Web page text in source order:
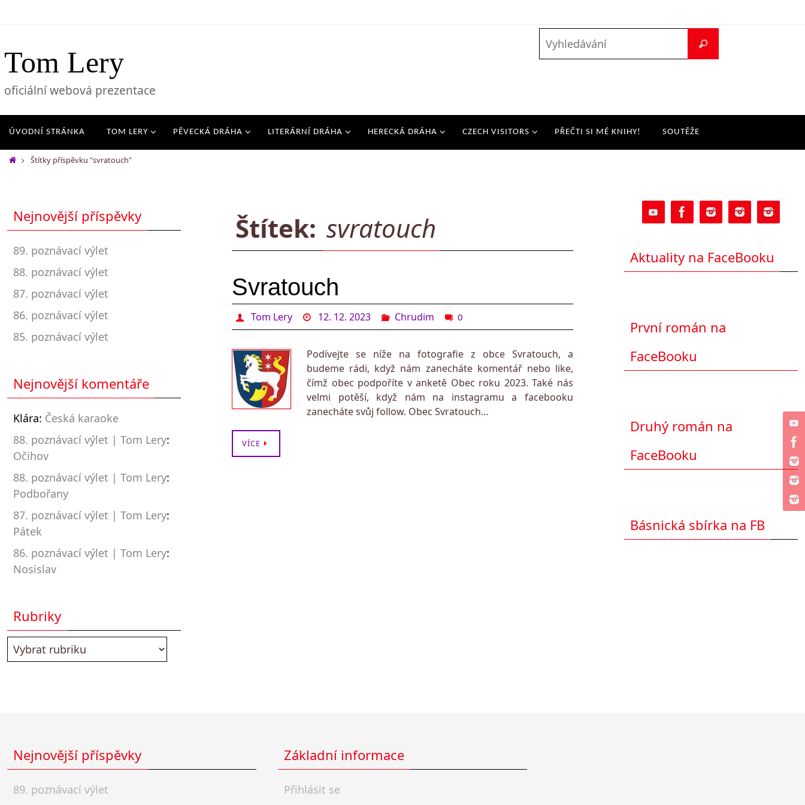
Tom Lery
oficiální webová prezentace
ÚVODNÍ STRÁNKA TOM LERY PĚVECKÁ DRÁHA LITERÁRNÍ DRÁHA HERECKÁ DRÁHA CZECH VISITORS PŘEČTI SI MÉ KNIHY! SOUTĚŽE
Štítky příspěvku "svratouch"
Štítek: svratouch
Svratouch
Tom Lery 12. 12. 2023 Chrudim 0
Podívejte se níže na fotografie z obce Svratouch, a
budeme rádi, když nám zanecháte komentář nebo like,
čímž obec podpoříte v anketě Obec roku 2023. Také nás
velmi potěší, když nám na instagramu a facebooku
zanecháte svůj follow. Obec Svratouch…
VÍCE
Nejnovější příspěvky
89. poznávací výlet
88. poznávací výlet
87. poznávací výlet
86. poznávací výlet
85. poznávací výlet
Nejnovější komentáře
Klára: Česká karaoke
88. poznávací výlet | Tom Lery:
Očihov
88. poznávací výlet | Tom Lery:
Podbořany
87. poznávací výlet | Tom Lery:
Pátek
86. poznávací výlet | Tom Lery:
Nosislav
Rubriky
Aktuality na FaceBooku
První román na
FaceBooku
Druhý román na
FaceBooku
Básnická sbírka na FB
Nejnovější příspěvky
89. poznávací výlet
Základní informace
Přihlásit se